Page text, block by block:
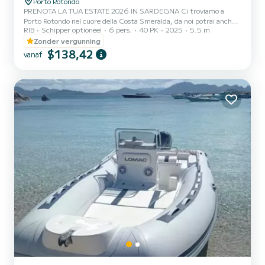
PRENOTA LA TUA ESTATE 2026 IN SARDEGNA Ci troviamo a
Porto Rotondo nel cuore della Costa Smeralda, da noi potrai anche
trovare il parcheggio della tua macchina custodito ed anche un
piccolo bar per potersi rilassare guardando il nostro meraviglioso
mare. In questo bellissimo gommone possiamo trovarci: .Doccetta
.Tendalino copri sole .Usb .Motore HONDA 2025 40hp .Tappezzeria
escluso dalla tariffa del noleggio. La benzina si...
RIB Schipper optioneel 6 pers. 40 PK 2025
5.5 m
Zonder vergunning
vanaf $138,42